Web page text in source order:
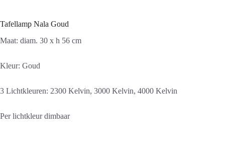
Tafellamp Nala Goud
Maat: diam. 30 x h 56 cm
Kleur: Goud
3 Lichtkleuren: 2300 Kelvin, 3000 Kelvin, 4000 Kelvin
Per lichtkleur dimbaar